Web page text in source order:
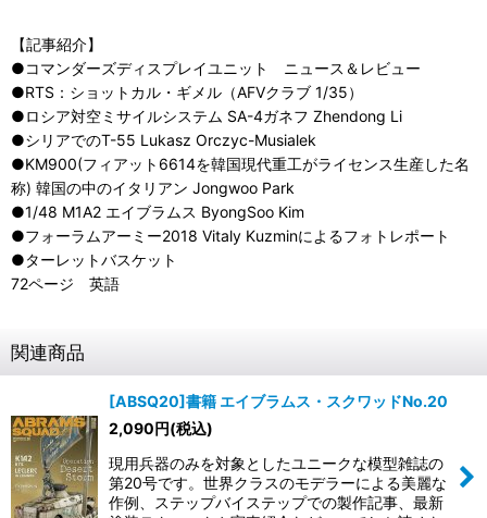
【記事紹介】
●コマンダーズディスプレイユニット ニュース＆レビュー
●RTS：ショットカル・ギメル（AFVクラブ 1/35）
●ロシア対空ミサイルシステム SA-4ガネフ Zhendong Li
●シリアでのT-55 Lukasz Orczyc-Musialek
●KM900(フィアット6614を韓国現代重工がライセンス生産した名
称) 韓国の中のイタリアン Jongwoo Park
●1/48 M1A2 エイブラムス ByongSoo Kim
●フォーラムアーミー2018 Vitaly Kuzminによるフォトレポート
●ターレットバスケット
72ページ 英語
関連商品
[ABSQ20]書籍 エイブラムス・スクワッドNo.20
2,090円(税込)
現用兵器のみを対象としたユニークな模型雑誌の
第20号です。世界クラスのモデラーによる美麗な
作例、ステップバイステップでの製作記事、最新